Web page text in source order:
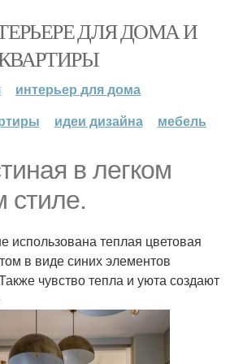
ДЛЯ ДОМА И
интерьер для дома
идеи дизайна мебель
в легком
стиле.
использована теплая цветовая
в виде синих элементов
чувство тепла и уюта создают